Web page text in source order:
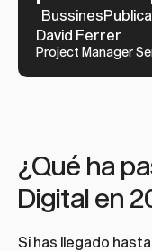
Bussines
David Ferrer
Project Manager
¿Qué ha
Digital en
Si has llegado